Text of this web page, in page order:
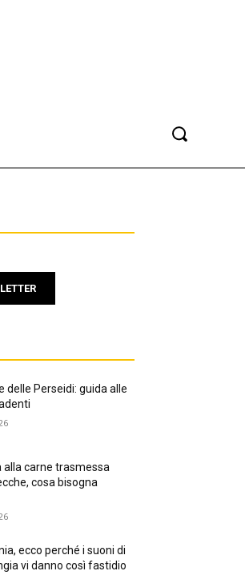
delle Perseidi: guida alle
alla carne trasmessa
cosa bisogna
ecco perché i suoni di
vi danno così fastidio